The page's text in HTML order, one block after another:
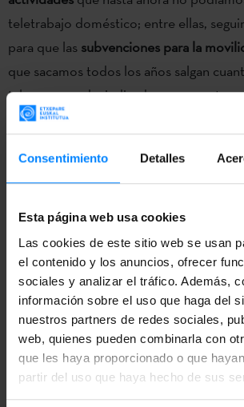
Consentimiento Detalles
Esta página web usa cookies
Las cookies de este sitio web se usan
el contenido y los anuncios, ofrecer
sociales y analizar el tráfico. Además,
información sobre el uso que haga del
nuestros partners de redes sociales,
web, quienes pueden combinarla con
que les haya proporcionado o que
partir del uso que haya hecho de sus
teletrabajo doméstico; entre ellas,
para que las subvenciones para la
que sacamos todos los años salgan
tal y como se ha indicado en una nota
este mes se abrirán las
Universidades de Constanza, Moscú y
direcciones de correo electrónico y
habituales. Asimismo, se prevé la
atención al público a partir del 1 de junio
VOLVER